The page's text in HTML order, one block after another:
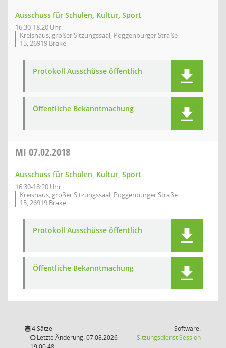
Ausschuss für Schulen, Kultur, Sport
16:30-18:20 Uhr
Kreishaus, großer Sitzungssaal, Poggenburger Straße
15, 26919 Brake
Protokoll Ausschüsse öffentlich
Öffentliche Bekanntmachung
MI 07.02.2018
Ausschuss für Schulen, Kultur, Sport
16:30-18:20 Uhr
Kreishaus, großer Sitzungssaal, Poggenburger Straße
15, 26919 Brake
Protokoll Ausschüsse öffentlich
Öffentliche Bekanntmachung
4 Sätze
Letzte Änderung: 07.08.2026
Software:
SitzungsdienstSession(Wird in